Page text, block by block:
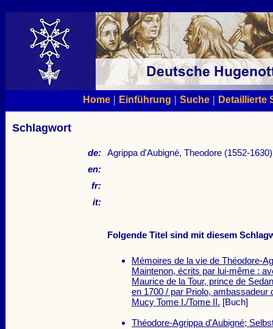
Home| Einführung | Suche| Detaillierte
Schlagwort
de: Agrippa d'Aubigné, Theodore (1552-
en:
fr:
it:
Folgende Titel sind mit diesem
Mémoires de la vie de Théodore-
Maintenon, écrits par lui-même :
Maurice de la Tour, prince de
en 1700 / par Priolo, ambassadeur
Mucy Tome I./Tome II. [Buch]
Théodore-Agrippa d'Aubigné;